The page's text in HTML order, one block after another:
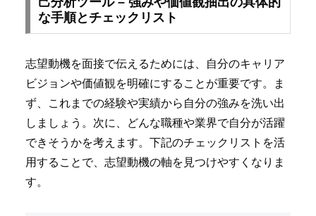
な手順とチェックリスト
志望動機を面接で伝えるためには、自分のキャリア
ビジョンや価値観を明確にすることが重要です。ま
ず、これまでの経験や実績から自分の強みを洗い出
しましょう。次に、どんな職種や業界で自分が活躍
できそうかを考えます。下記のチェックリストを活
用することで、志望動機の軸を見つけやすくなりま
す。